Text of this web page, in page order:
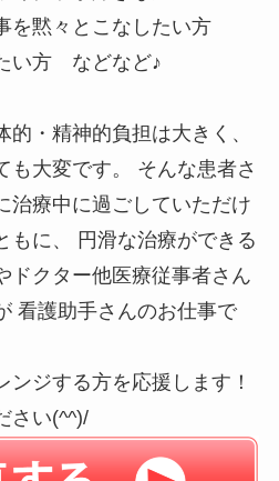
を黙々とこなしたい方
い方 などなど♪
・精神的負担は大きく、
も大変です。 そんな患者さ
治療中に過ごしていただけ
もに、 円滑な治療ができる
ドクター他医療従事者さん
看護助手さんのお仕事で
ンジする方を応援します！
さい(^^)/